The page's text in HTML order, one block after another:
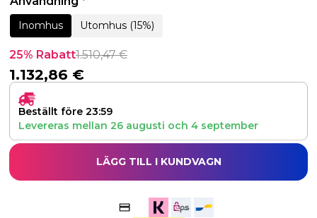
Inomhus Utomhus (15%)
25% Rabatt1.510,47€
1.132,86 €
Beställt före 23:59
Levereras mellan 26 augusti och 4 september
LÄGG TILL I KUNDVAGN